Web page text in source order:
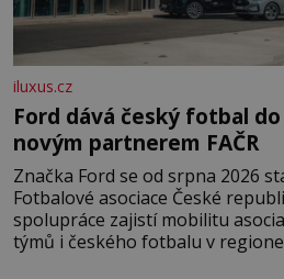
iluxus.cz
Ford dává český fotbal
novým partnerem FAČR
Značka Ford se od srpna 2026
Fotbalové asociace České
spolupráce zajistí mobilitu
týmů i českého fotbalu v